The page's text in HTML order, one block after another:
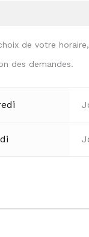
de votre
des demandes.